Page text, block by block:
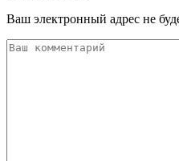
Ваш электронный адрес не